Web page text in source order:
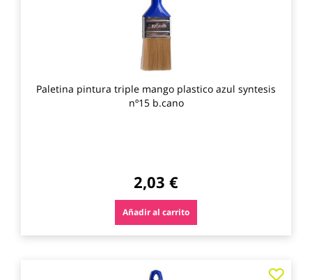
Paletina pintura triple mango plastico azul syntesis
nº15 b.cano
2,03 €
Añadir al carrito